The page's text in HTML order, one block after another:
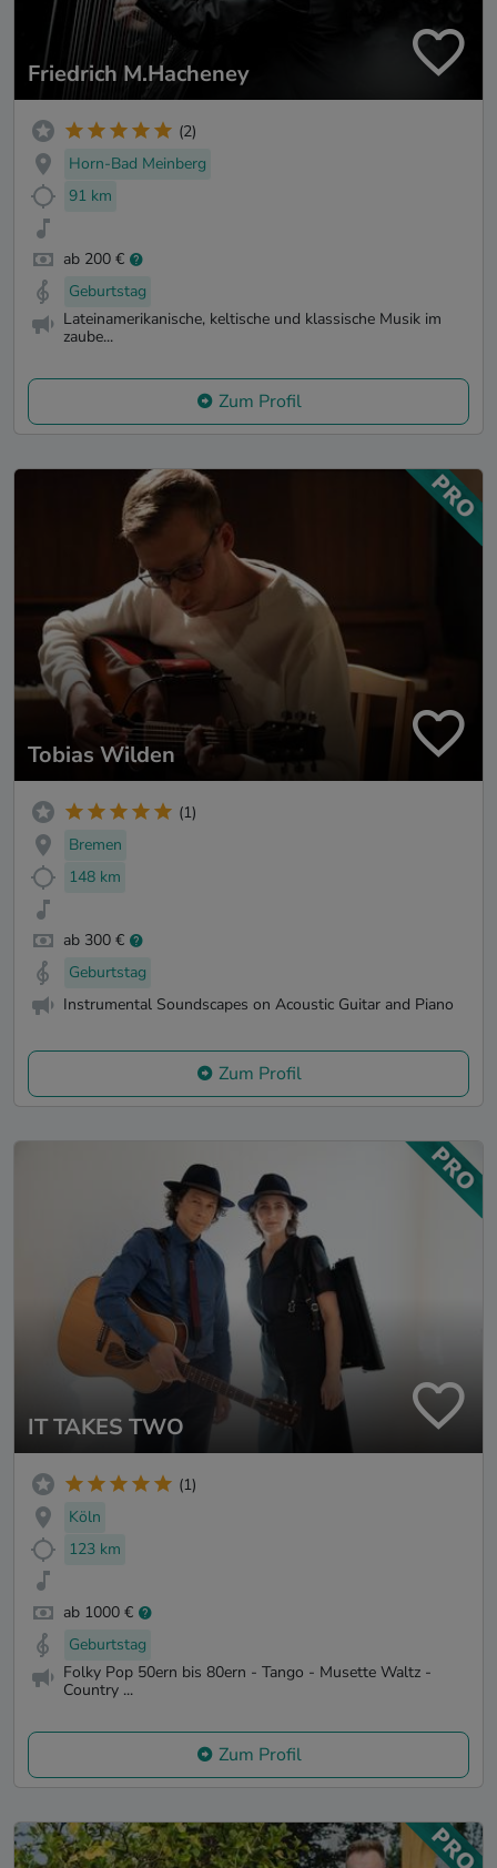
Friedrich M.Hacheney
(2)
Horn-Bad Meinberg
91 km
ab 200 €
Geburtstag
Lateinamerikanische, keltische und klassische Musik im
zaube...
Zum Profil
Tobias Wilden
(1)
Bremen
148 km
ab 300 €
Geburtstag
Instrumental Soundscapes on Acoustic Guitar and Piano
Zum Profil
IT TAKES TWO
(1)
Köln
123 km
ab 1000 €
Geburtstag
Folky Pop 50ern bis 80ern - Tango - Musette Waltz -
Country ...
Zum Profil